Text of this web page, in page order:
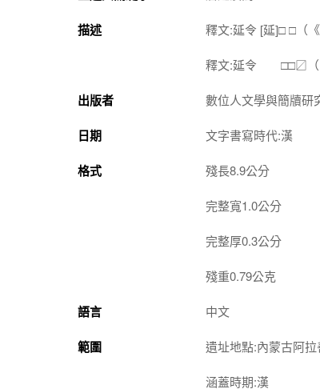
描述 釋文:延令 [延]□ □（《
釋文:延令 □□〼（
出版者 數位人文學與簡牘研
日期 文字書寫時代:漢
格式 殘長8.9公分
完整寬1.0公分
完整厚0.3公分
殘重0.79公克
語言 中文
範圍 遺址地點:內蒙古阿
涵蓋時期:漢